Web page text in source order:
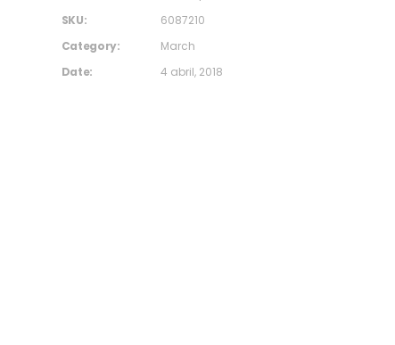
SKU:
6087210
Category:
March
Date:
4 abril, 2018